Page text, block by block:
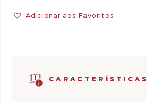
CARACTERÍSTICAS
Adicionar aos Favoritos